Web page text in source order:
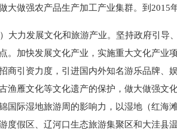
大做强农产品生产加工产业集群。到
大力发展文化和旅游产业。坚持政府引导
。加快发展文化产业，实施重大文化产业
商引资力度，引进国内外知名游乐品牌、
渔雁文化等文化遗产的保护，做大做强文
国际湿地旅游周的影响力，以湿地（红海
度假区、辽河口生态旅游集聚区和大洼县